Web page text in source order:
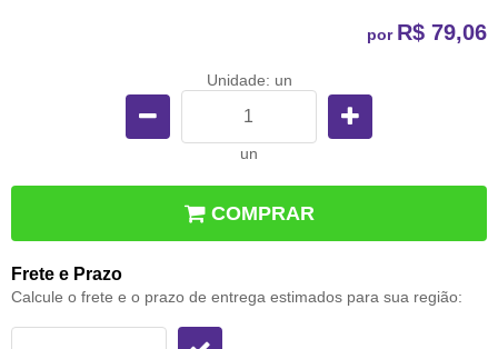
por R$ 79,06
Unidade: un
un
COMPRAR
Frete e Prazo
Calcule o frete e o prazo de entrega estimados para sua região: